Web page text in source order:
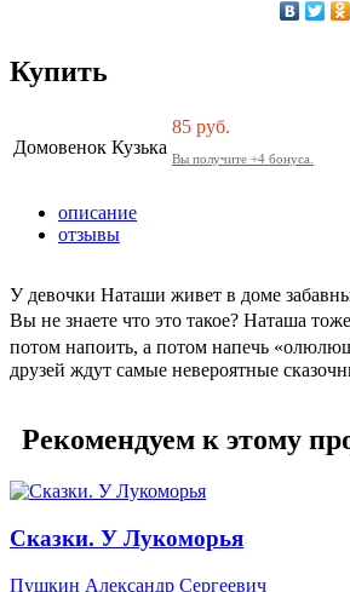
Купить
Домовенок Кузька
85 руб.
Вы получите +4 бонуса.
описание
отзывы
У девочки Наташи живет в доме
Вы не знаете что это такое? Наташа
потом напоить, а потом напечь
друзей ждут самые невероятные
Рекомендуем к этому
Сказки. У Лукоморья
Пушкин Александр Сергеевич